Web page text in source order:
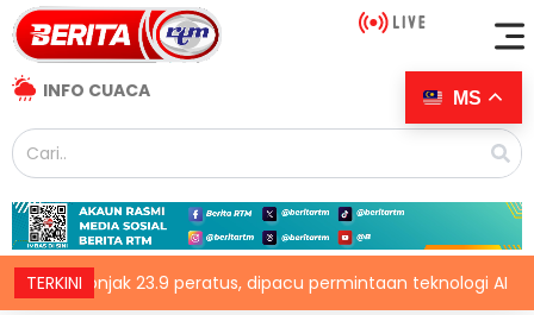
INFO CUACA
TERKINI23.9 peratus, dipacu permintaan teknologi AI
MS